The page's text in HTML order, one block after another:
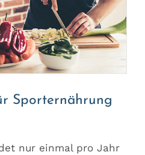
Sporternährung
nur einmal pro Jahr